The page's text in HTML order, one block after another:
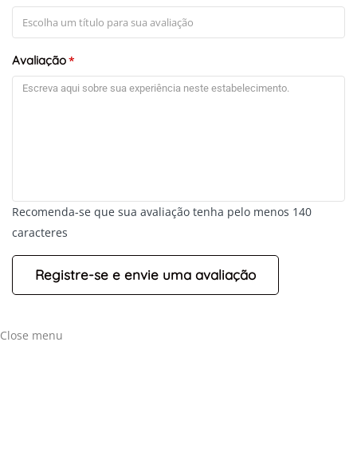
Leaflet
Avaliação*
Recomenda-se que sua avaliação tenha pelo menos 140
caracteres
Close menu